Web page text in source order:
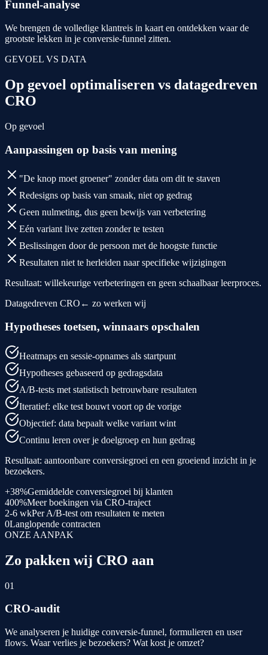
Funnel-analyse
We brengen de volledige klantreis in kaart en ontdekken waar de
grootste lekken in je conversie-funnel zitten.
GEVOEL VS DATA
Op gevoel optimaliseren vs datagedreven
CRO
Op gevoel
Aanpassingen op basis van mening
"De knop moet groener" zonder data om dit te staven
Redesigns op basis van smaak, niet op gedrag
Geen nulmeting, dus geen bewijs van verbetering
Eén variant live zetten zonder te testen
Beslissingen door de persoon met de hoogste functie
Resultaten niet te herleiden naar specifieke wijzigingen
Resultaat: willekeurige verbeteringen en geen schaalbaar leerproces.
Datagedreven CRO ← zo werken wij
Hypotheses toetsen, winnaars opschalen
Heatmaps en sessie-opnames als startpunt
Hypotheses gebaseerd op gedragsdata
A/B-tests met statistisch betrouwbare resultaten
Iteratief: elke test bouwt voort op de vorige
Objectief: data bepaalt welke variant wint
Continu leren over je doelgroep en hun gedrag
Resultaat: aantoonbare conversiegroei en een groeiend inzicht in je
bezoekers.
+38%Gemiddelde conversiegroei bij klanten
400%Meer boekingen via CRO-traject
2-6 wkPer A/B-test om resultaten te meten
0Langlopende contracten
ONZE AANPAK
Zo pakken wij CRO aan
01
CRO-audit
We analyseren je huidige conversie-funnel, formulieren en user
flows. Waar verlies je bezoekers? Wat kost je omzet?